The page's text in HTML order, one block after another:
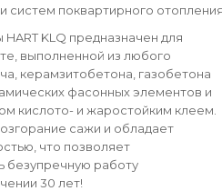
систем поквартирного
KLQ предназначен для
выполненной из любого
керамзитобетона, газобетона
фасонных элементов и
кислото- и жаростойким клеем.
сажи и обладает
что позволяет
безупречную работу
30 лет!